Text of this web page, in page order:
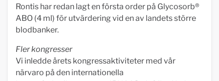
Rontis har redan lagt en första order på Glycosorb®
ABO (4 ml) för utvärdering vid en av landets större
blodbanker.
Fler kongresser
Vi inledde årets kongressaktiviteter med vår
närvaro på den internationella